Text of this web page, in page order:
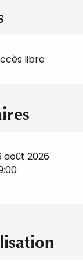
libre
août 2026